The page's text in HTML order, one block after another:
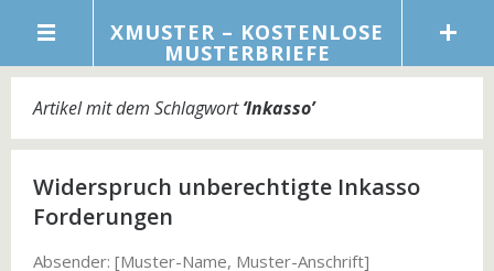
XMUSTER – KOSTENLOSE
MUSTERBRIEFE
Artikel mit dem Schlagwort‘Inkasso’
Widerspruch unberechtigte Inkasso
Forderungen
Absender: [Muster-Name, Muster-Anschrift]